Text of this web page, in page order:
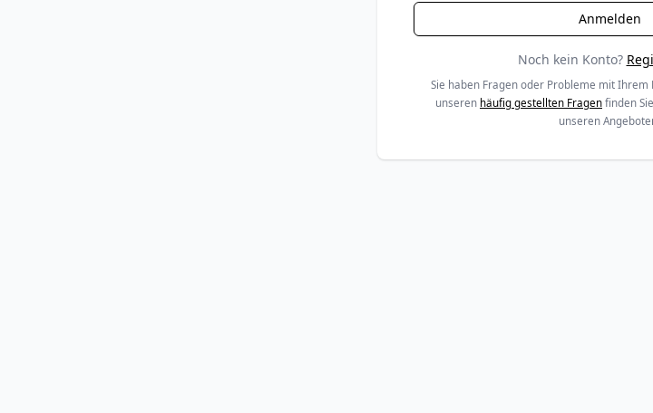
Noch kein Konto?
Sie haben Fragen oder Probleme mit Ihrem
unseren häufig gestellten Fragen finden
unseren